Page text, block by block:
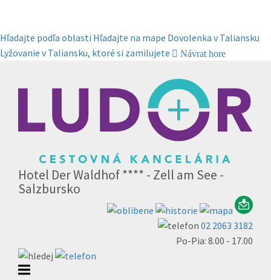
Hľadajte podľa oblasti Hľadajte na mape Dovolenka v Taliansku
Lyžovanie v Taliansku, ktoré si zamilujete
Návrat hore
Hotel Der Waldhof **** - Zell am See -
Salzbursko
02 2063 3182
Po-Pia: 8.00 - 17.00